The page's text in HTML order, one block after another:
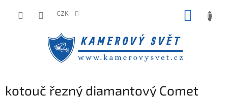
CZK
kotouč řezný diamantový Comet